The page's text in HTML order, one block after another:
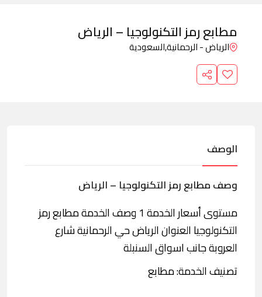
مطابع رمز التكنولوجيا – الرياض
الرياض - الرحمانية,السعودية
الوصف
وصف مطابع رمز التكنولوجيا – الرياض
مستوى أسعار الخدمة 1 وصف الخدمة مطابع رمز
التكنولوجيا العنوان الرياض حي الرحمانية شارع
العروبة جانب اسواق السنبلة
تصنيف الخدمة: مطابع